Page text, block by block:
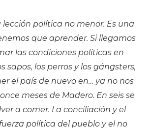
lección política no menor. Es una
que aprender. Si llegamos
las condiciones políticas en
sapos, los perros y los gángsters,
el país de nuevo en… ya no nos
meses de Madero. En seis se
a comer. La conciliación y el
política del pueblo y el no